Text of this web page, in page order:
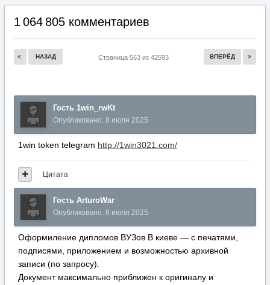
1 064 805 комментариев
НАЗАД ВПЕРЁД
Страница 563 из 42593
Гость 1win_rwKt
Опубликовано: 8 июля 2025
1win token telegram http://1win3021.com/
Цитата
Гость ArturoWar
Опубликовано: 8 июля 2025
Оформиление дипломов ВУЗов В киеве — с печатями,
подписями, приложением и возможностью архивной
записи (по запросу).
Документ максимально приближен к оригиналу и